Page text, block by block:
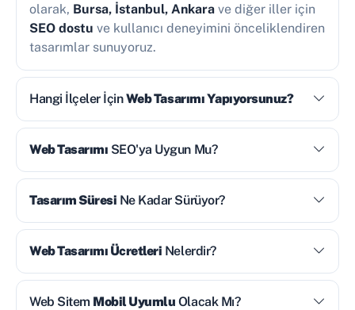
olarak, Bursa, İstanbul, Ankara ve diğer iller için
SEO dostu ve kullanıcı deneyimini önceliklendiren
tasarımlar sunuyoruz.
Hangi İlçeler İçinWeb Tasarımı Yapıyorsunuz?
Web Tasarımı SEO'ya Uygun Mu?
Tasarım Süresi Ne Kadar Sürüyor?
Web Tasarımı Ücretleri Nelerdir?
Web Sitem Mobil Uyumlu Olacak Mı?